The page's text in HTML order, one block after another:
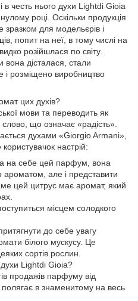
в честь нього духи Lightdi Gioia
році. Оскільки продукція
зразком для модельєрів і
попит на неї, в тому числі на
розійшлася по світу.
вона дісталася, стали
і розміщено виробництво
цих духів?
мови та переводить як
слово, що означає «радість».
духами «Giorgio Armani»,
користувачок настрій:
на себе цей парфум, вона
ароматом, але і представити
цей цитрус має аромат, який
місцем солодкого
до себе увагу
білого мускусу. Це
сортів рослин.
Lightdi Gioia?
продажів парфуму від
в знаменитому на весь